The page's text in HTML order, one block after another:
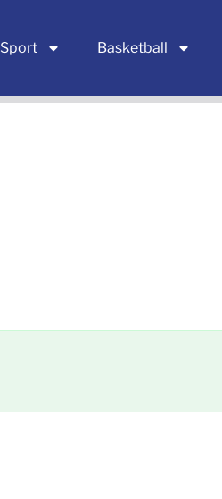
Sport Basketball